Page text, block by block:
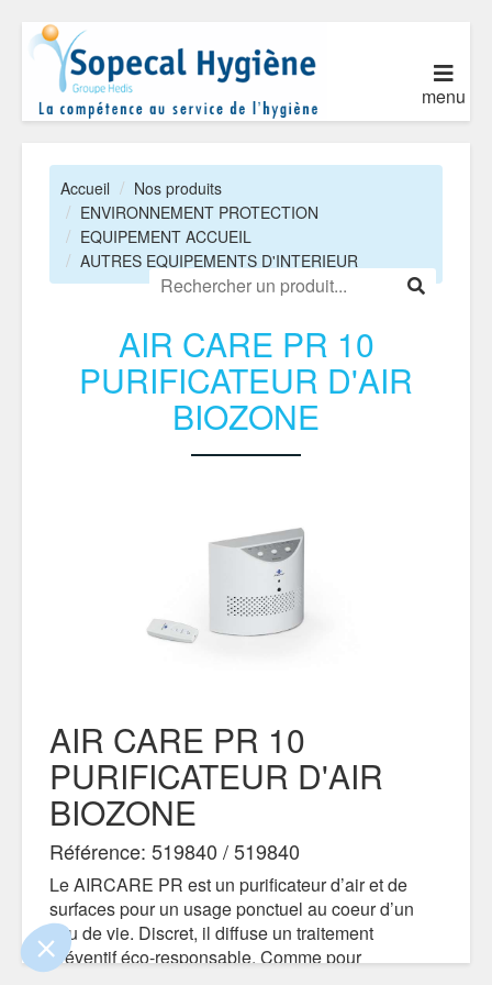
on aimerait bien vous accompagner
certifiés par
Je choisis OK pour moi
menu
Accueil
Nos produits
ENVIRONNEMENT PROTECTION
EQUIPEMENT ACCUEIL
AUTRES EQUIPEMENTS D'INTERIEUR
AIR CARE PR 10
PURIFICATEUR D'AIR
BIOZONE
AIR CARE PR 10
PURIFICATEUR D'AIR
BIOZONE
Référence: 519840 / 519840
Le AIRCARE PR est un purificateur d’air et de
surfaces pour un usage ponctuel au coeur d’un
lieu de vie. Discret, il diffuse un traitement
préventif éco-responsable. Comme pour